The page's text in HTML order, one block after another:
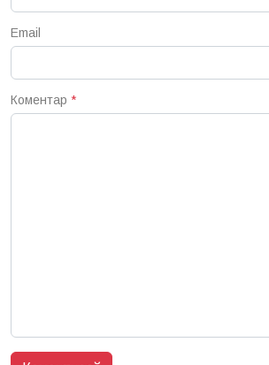
Email
Коментар *